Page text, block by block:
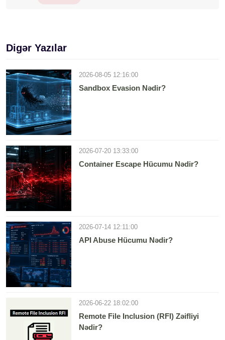
Digər Yazılar
2026-08-05 12:16:00
Sandbox Evasion Nədir?
2026-07-20 13:33:00
Container Escape Hücumu Nədir?
2026-07-14 12:11:00
API Abuse Hücumu Nədir?
2026-06-22 18:02:00
Remote File Inclusion (RFI) Zəifliyi
Nədir?